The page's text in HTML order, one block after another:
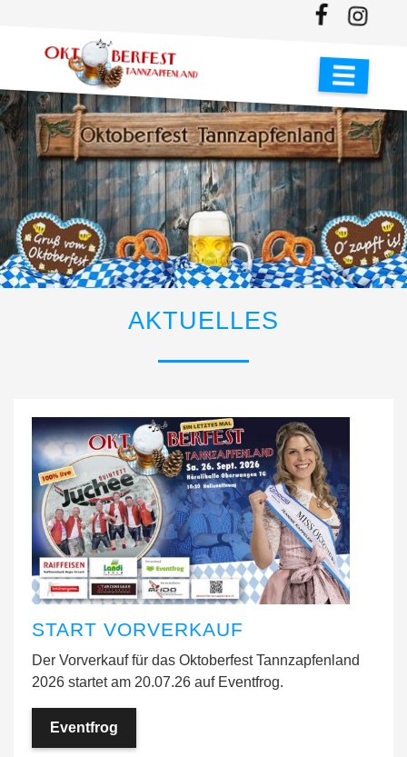
AKTUELLES
START VORVERKAUF
Der Vorverkauf für das Oktoberfest Tannzapfenland
2026 startet am 20.07.26 auf Eventfrog.
Eventfrog